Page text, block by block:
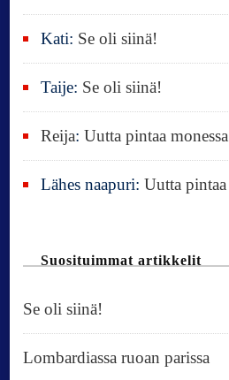
Kati: Se oli siinä!
Taije: Se oli siinä!
Reija:Uutta pintaa
Lähes naapuri:Uutta pintaa
Suosituimmat artikkelit
Se oli siinä!
Lombardiassa ruoan parissa